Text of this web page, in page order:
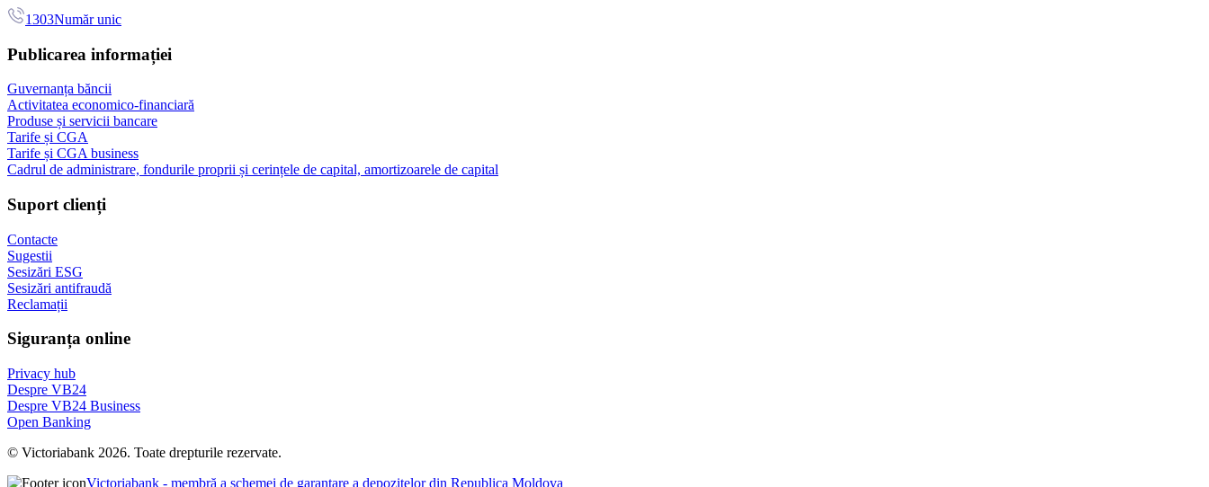
1303Număr unic
Publicarea informației
Guvernanța băncii
Activitatea economico-financiară
Produse și servicii bancare
Tarife și CGA
Tarife și CGA business
Cadrul de administrare, fondurile proprii și cerințele de capital, amortizoarele de capital
Suport clienți
Contacte
Sugestii
Sesizări ESG
Sesizări antifraudă
Reclamații
Siguranța online
Privacy hub
Despre VB24
Despre VB24 Business
Open Banking
© Victoriabank 2026. Toate drepturile rezervate.
Victoriabank - membră a schemei de garantare a depozitelor din Republica Moldova